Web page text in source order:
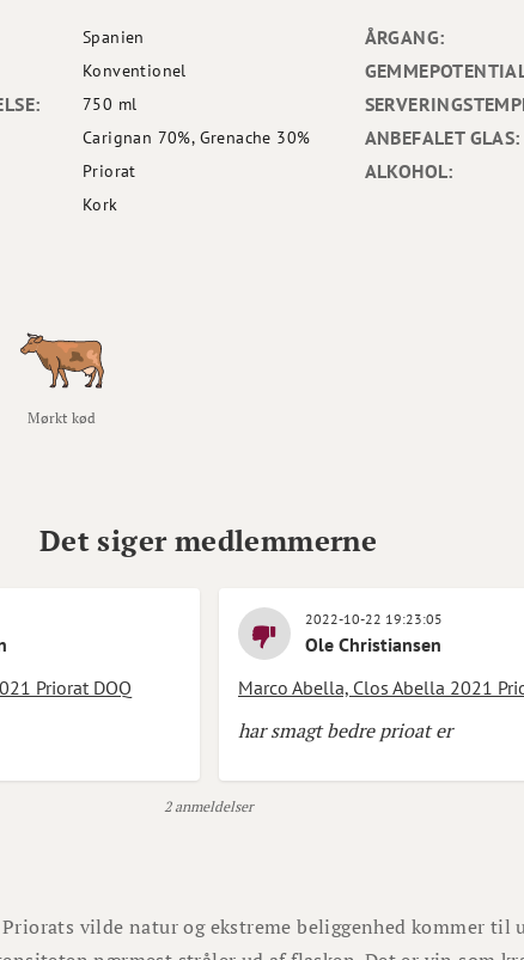
Spanien
Konventionel
750 ml
Carignan 70%, Grenache 30%
Priorat
Kork
ÅRGANG:
ANBEFALET GLAS:
ALKOHOL:
Mørkt kød
Det siger medlemmerne
Priorat DOQ
2022-10-22 19:23:05
Ole Christiansen
Marco Abella, Clos Abella 2021
har smagt bedre prioat er
2 anmeldelser
vilde natur og ekstreme beliggenhed kommer til